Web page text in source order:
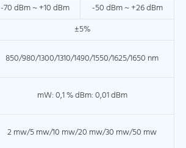
-70 dBm ~ +10 dBm
-50 dBm ~ +26 dBm
±5%
850/980/1300/1310/1490/1550/1625/1650 nm
mW: 0,1 % dBm: 0,01 dBm
2 mw/5 mw/10 mw/20 mw/30 mw/50 mw